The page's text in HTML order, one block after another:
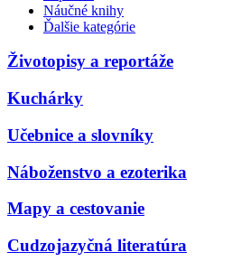
Náučné knihy
Ďalšie kategórie
Životopisy a reportáže
Kuchárky
Učebnice a slovníky
Náboženstvo a ezoterika
Mapy a cestovanie
Cudzojazyčná literatúra